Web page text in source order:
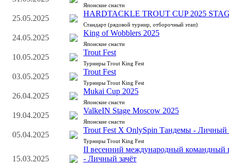
Японские снасти
25.05.2025
HARDTACKLE TROUT CUP 2025
Стандарт (рядовой турнир, отборочный этап)
24.05.2025
King of Wobblers 2025
Японские снасти
10.05.2025
Trout Fest
Турниры Trout King Fest
03.05.2025
Trout Fest
Турниры Trout King Fest
26.04.2025
Mukai Cup 2025
Японские снасти
19.04.2025
ValkeIN Stage Moscow 2025
Японские снасти
05.04.2025
Trout Fest X OnlySpin Тандемы - Личный
Турниры Trout King Fest
15.03.2025
II весенний международный командный
- Личный зачёт